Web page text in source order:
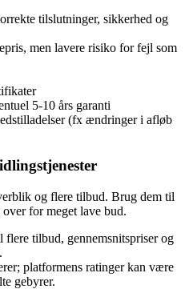
tilslutninger, sikkerhed og
men lavere risiko for fejl som
5‑10 års garanti
(fx ændringer i afløb
og flere tilbud. Brug dem til
for meget lave bud.
flere tilbud, gennemsnitspriser og
platformens ratinger kan være
gebyrer.